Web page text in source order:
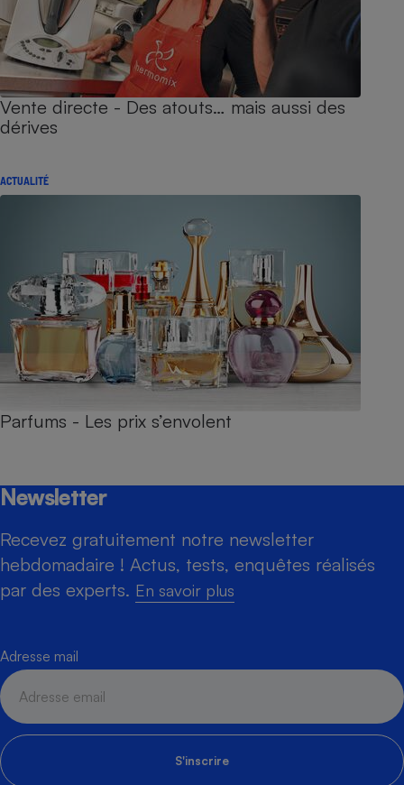
Vente directe - Des atouts… mais aussi des
dérives
ACTUALITÉ
Parfums - Les prix s’envolent
Newsletter
Recevez gratuitement notre newsletter
hebdomadaire ! Actus, tests, enquêtes réalisés
par des experts. En savoir plus
Adresse mail
S'inscrire